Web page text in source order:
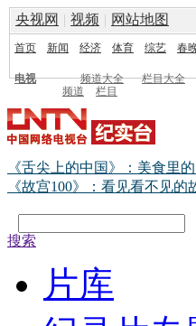
央视网 | 视频 | 网站地图
首页 新闻 经济 体育 综艺 春
电视 频道大全 栏目大全
频道
栏目
《舌尖上的中国》：美食里
《故宫100》：看见看不见的
搜索
片库